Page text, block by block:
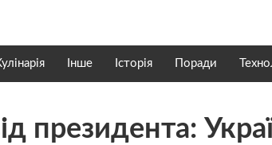
Інше Історія Поради
президента: